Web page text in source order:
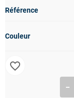
Référence
Couleur
favorite_border